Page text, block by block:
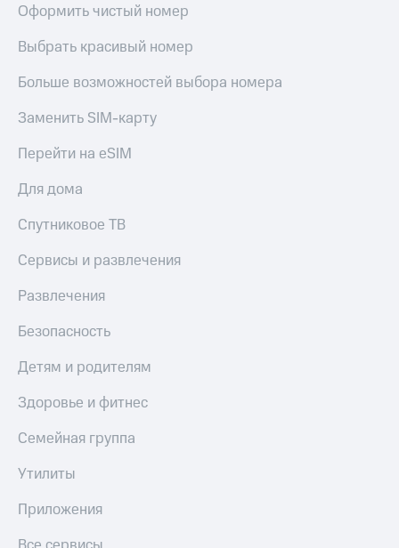
Оформить чистый номер
Выбрать красивый номер
Больше возможностей выбора номера
Заменить SIM-карту
Перейти на eSIM
Для дома
Спутниковое ТВ
Сервисы и развлечения
Развлечения
Безопасность
Детям и родителям
Здоровье и фитнес
Семейная группа
Утилиты
Приложения